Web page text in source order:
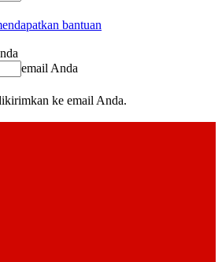
bantuan
email Anda
ke email Anda.